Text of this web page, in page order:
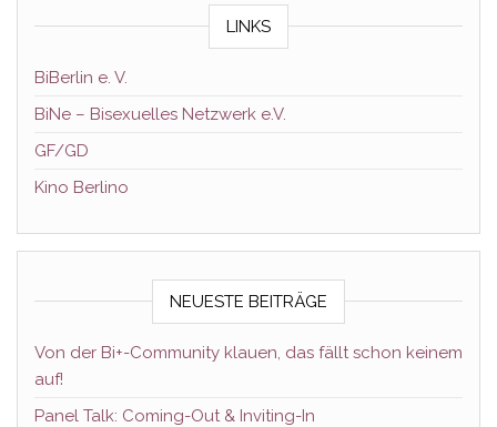
LINKS
BiBerlin e. V.
BiNe – Bisexuelles Netzwerk e.V.
GF/GD
Kino Berlino
NEUESTE BEITRÄGE
Von der Bi+-Community klauen, das fällt schon keinem
auf!
Panel Talk: Coming-Out & Inviting-In